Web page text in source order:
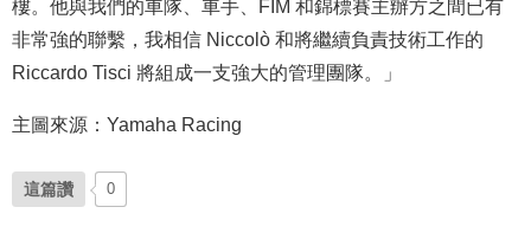
樓。他與我們的車隊、車手、FIM 和錦標賽主辦方之間已有
非常強的聯繫，我相信 Niccolò 和將繼續負責技術工作的
Riccardo Tisci 將組成一支強大的管理團隊。」
主圖來源：Yamaha Racing
這篇讚 0